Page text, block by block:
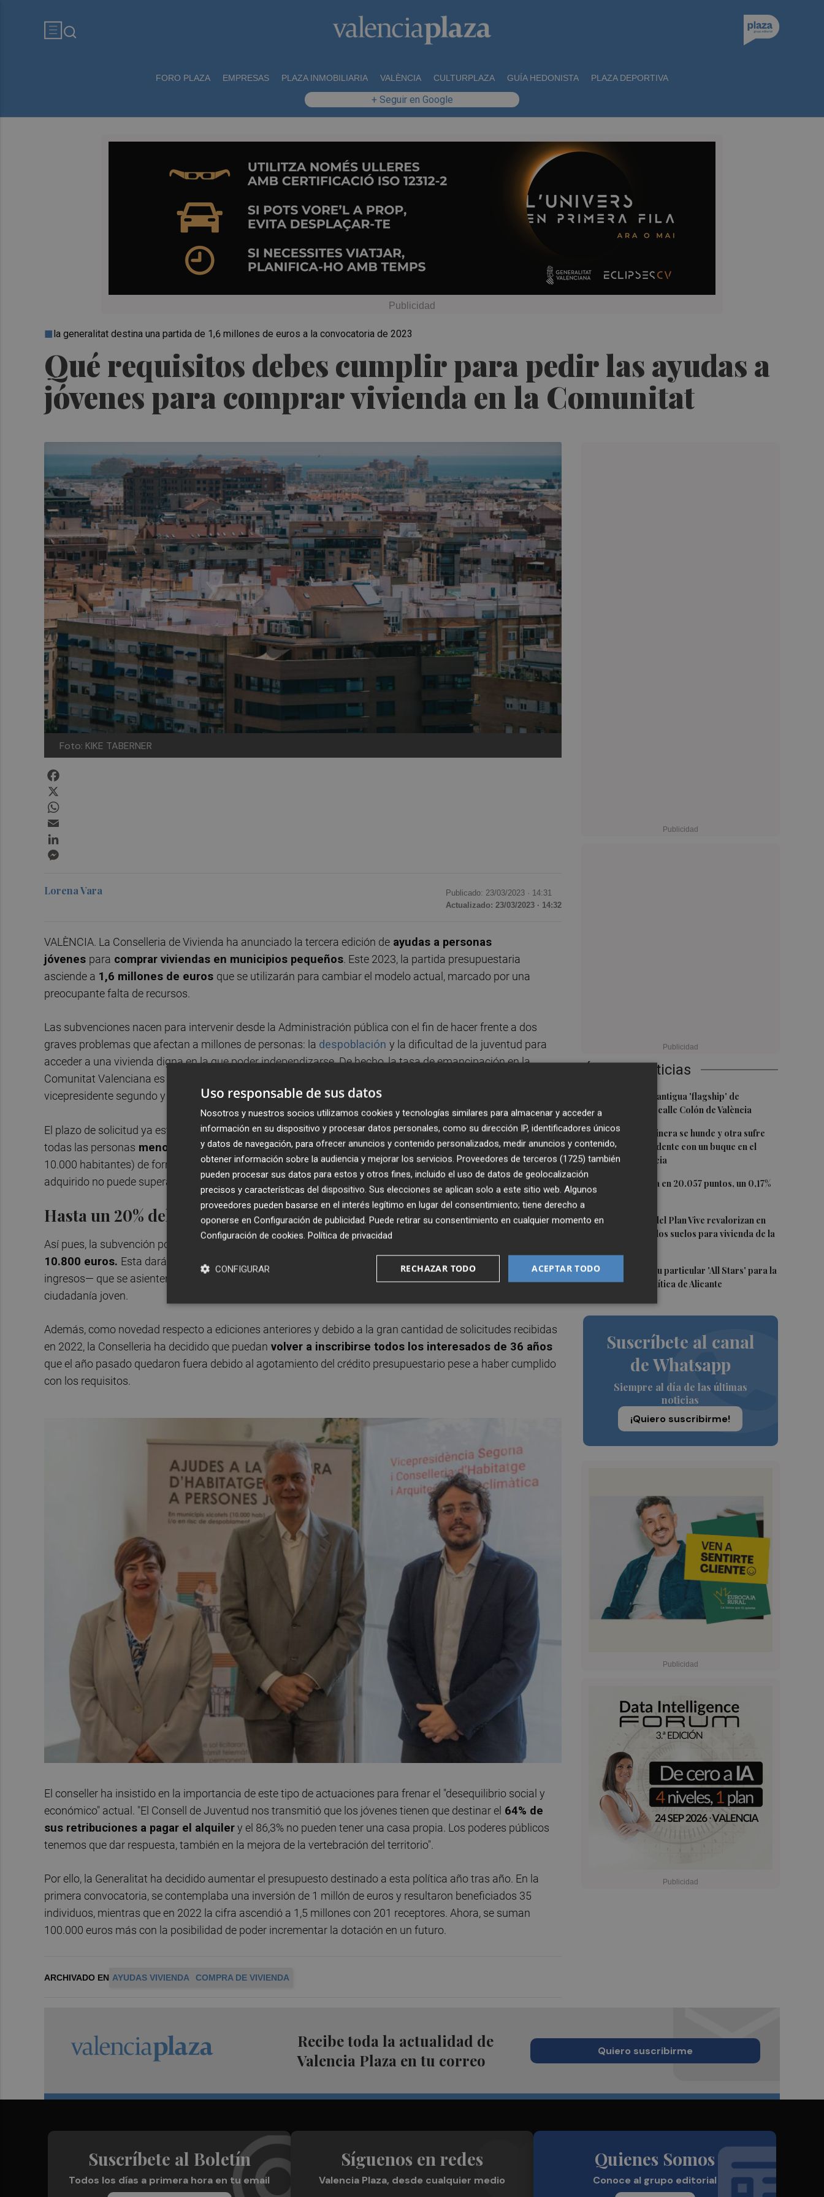
FORO PLAZA EMPRESAS PLAZA INMOBILIARIA VALÈNCIA CULTURPLAZA GUÍA HEDONISTA PLAZA DEPORTIVA
+ Seguir en Google
Qué requisitos debes cumplir para pedir las ayudas a
jóvenes para comprar vivienda en la Comunitat
la generalitat destina una partida de 1,6 millones de euros a la convocatoria de 2023
Foto: KIKE TABERNER
Últimas Noticias
Oysho ocupa la antigua 'flagship' de
Nespresso en la calle Colón de València
2 Una batea clochinera se hunde y otra sufre
daños en un incidente con un buque en el
puerto de Valencia
3 El Ibex 35 cierra en 20.057 puntos, un 0,17%
más
4 Los concursos del Plan Vive revalorizan en
casi 12 millones los suelos para vivienda de la
5El PSPV ultima su particular 'All Stars' para la
Conferencia Política de Alicante
Suscríbete al canal
de Whatsapp
Siempre al día de las últimas
noticias
¡Quiero suscribirme!
Lorena Vara Publicado: 23/03/2023 · 14:31
Actualizado: 23/03/2023 · 14:32
VALÈNCIA. La Conselleria de Vivienda ha anunciado la tercera edición de ayudas a personas
jóvenes para comprar viviendas en municipios pequeños. Este 2023, la partida presupuestaria
asciende a 1,6 millones de euros que se utilizarán para cambiar el modelo actual, marcado por una
preocupante falta de recursos.
Las subvenciones nacen para intervenir desde la Administración pública con el fin de hacer frente a dos
graves problemas que afectan a millones de personas: la despoblación y la dificultad de la juventud para
acceder a una vivienda digna en la que poder independizarse. De hecho, la tasa de emancipación en la
Comunitat Valenciana es la tercera más baja de toda España, según ha explicado en una rueda de prensa el
vicepresidente segundo y conseller de Vivienda y Arquitectura Bioclimática,
El plazo de solicitud ya está abierto y permanecerá activo hasta el 31 de julio de 2023. Podrán acceder a él
todas las personas menores de 36 añosque busquen instalarse en una localidad pequeña (menos de
10.000 habitantes) de forma permanente durante al menos cinco años. Además, el precio del domicilio
adquirido no puede superar los 120.000 euros.
Hasta un 20% del coste total
Así pues, la subvención podrá cubrir hasta el 20% del precio de compra
10.800 euros. Esta dará prioridad aquellas personas con menos recursos —se comprobará el nivel de
ingresos— que se asienten en pueblos que presenten un riesgo de despoblación y escasa presencia de
ciudadanía joven.
Además, como novedad respecto a ediciones anteriores y debido a la gran cantidad de solicitudes recibidas
en 2022, la Conselleria ha decidido que puedan volver a inscribirse todos los interesados de 36 años
que el año pasado quedaron fuera debido al agotamiento del crédito presupuestario pese a haber cumplido
con los requisitos.
El conseller ha insistido en la importancia de este tipo de actuaciones para frenar el "desequilibrio social y
económico" actual. "El Consell de Juventud nos transmitió que los jóvenes tienen que destinar el 64% de
sus retribuciones a pagar el alquilery el 86,3% no pueden tener una casa propia. Los poderes públicos
tenemos que dar respuesta, también en la mejora de la vertebración del territorio".
Por ello, la Generalitat ha decidido aumentar el presupuesto destinado a esta política año tras año. En la
primera convocatoria, se contemplaba una inversión de 1 millón de euros y resultaron beneficiados 35
individuos, mientras que en 2022 la cifra ascendió a 1,5 millones con 201 receptores. Ahora, se suman
100.000 euros más con la posibilidad de poder incrementar la dotación en un futuro.
ARCHIVADO EN AYUDAS VIVIENDA COMPRA DE VIVIENDA
Recibe toda la actualidad de
Valencia Plaza en tu correo
Quiero suscribirme
Suscríbete al Boletín
Todos los días a primera hora en tu email
Síguenos en redes
Valencia Plaza, desde cualquier medio
Quienes Somos
Conoce al grupo editorial
Uso responsable de sus datos
Nosotros y nuestros socios utilizamos cookies y tecnologías similares para almacenar y acceder a
información en su dispositivo y procesar datos personales, como su dirección IP, identificadores únicos
y datos de navegación, para ofrecer anuncios y contenido personalizados, medir anuncios y contenido,
obtener información sobre la audiencia y mejorar los servicios. Proveedores de terceros (1725) también
pueden procesar sus datos para estos y otros fines, incluido el uso de datos de geolocalización
precisos y características del dispositivo. Sus elecciones se aplican solo a este sitio web. Algunos
proveedores pueden basarse en el interés legítimo en lugar del consentimiento; tiene derecho a
oponerse en Configuración de publicidad. Puede retirar su consentimiento en cualquier momento en
Configuración de cookies. Política de privacidad
ACEPTAR TODO
RECHAZAR TODO
CONFIGURAR